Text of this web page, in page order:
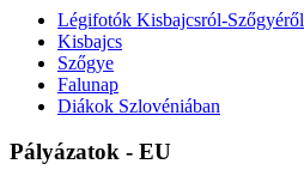
Légifotók Kisbajcsról-Szőgyéről
Kisbajcs
Szőgye
Falunap
Diákok Szlovéniában
Pályázatok - EU